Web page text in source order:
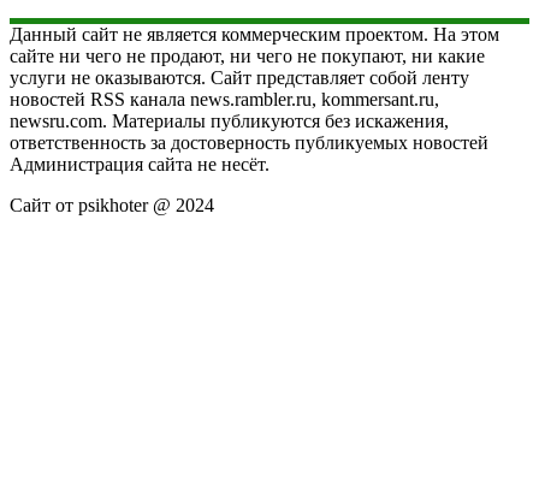
Данный сайт не является коммерческим проектом. На этом
сайте ни чего не продают, ни чего не покупают, ни какие
услуги не оказываются. Сайт представляет собой ленту
новостей RSS канала news.rambler.ru, kommersant.ru,
newsru.com. Материалы публикуются без искажения,
ответственность за достоверность публикуемых новостей
Администрация сайта не несёт.
Сайт от psikhoter @ 2024